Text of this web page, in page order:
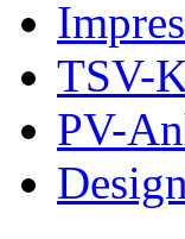
TSV-
PV-